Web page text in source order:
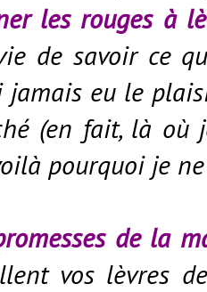
les rouges à
de savoir ce
jamais eu le
(en fait, là où
pourquoi je
de la
vos lèvres